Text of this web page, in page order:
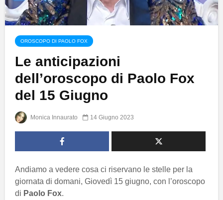
OROSCOPO DI PAOLO FOX
Le anticipazioni
dell’oroscopo di Paolo Fox
del 15 Giugno
Monica Innaurato 14 Giugno 2023
Andiamo a vedere cosa ci riservano le stelle per la
giornata di domani, Giovedì 15 giugno, con l’oroscopo
di Paolo Fox.